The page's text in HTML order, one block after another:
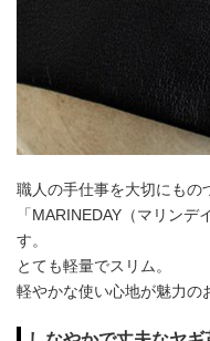
職人の手仕事を大切にもの
「MARINEDAY（マリン
す。
とても軽量でスリム。
軽やかな使い心地が魅力の